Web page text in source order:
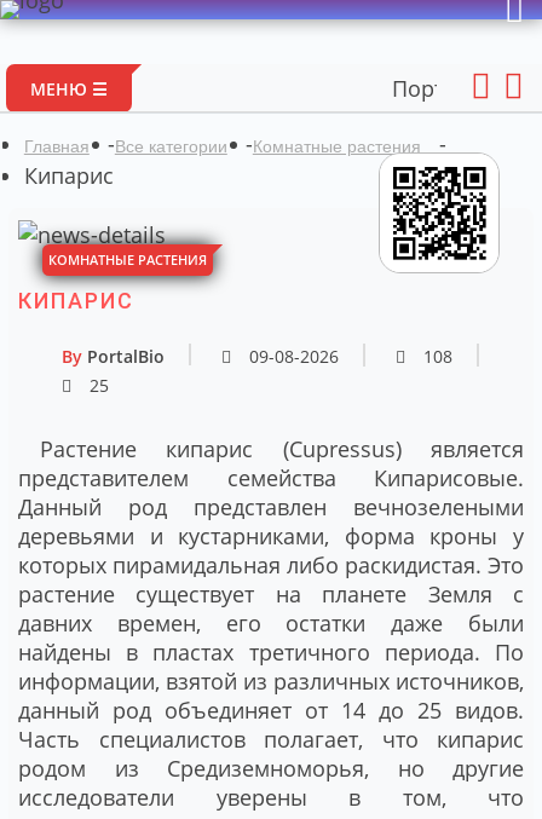
МЕНЮ ☰ Портал авторских
Главная -Все категории -Комнатные растения
-
Кипарис
КОМНАТНЫЕ РАСТЕНИЯ
КИПАРИС
By PortalBio 09-08-2026
108
25
Растение кипарис (Cupressus) является
представителем семейства Кипарисовые.
Данный род представлен вечнозелеными
деревьями и кустарниками, форма кроны у
которых пирамидальная либо раскидистая. Это
растение существует на планете Земля с
давних времен, его остатки даже были
найдены в пластах третичного периода. По
информации, взятой из различных источников,
данный род объединяет от 14 до 25 видов.
Часть специалистов полагает, что кипарис
родом из Средиземноморья, но другие
исследователи уверены в том, что